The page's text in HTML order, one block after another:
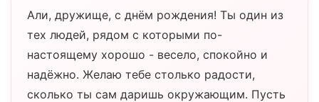
Али, дружище, с днём рождения! Ты один из
тех людей, рядом с которыми по-
настоящему хорошо - весело, спокойно и
надёжно. Желаю тебе столько радости,
сколько ты сам даришь окружающим. Пусть